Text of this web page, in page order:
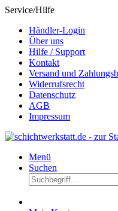
Service/Hilfe
Händler-Login
Über uns
Hilfe / Support
Kontakt
Versand und
Widerrufsrecht
Datenschutz
AGB
Impressum
Menü
Suchen